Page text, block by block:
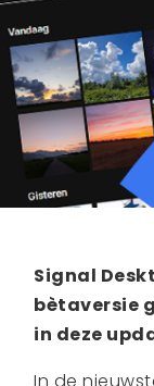
Signal
bètaversie
in deze
In de